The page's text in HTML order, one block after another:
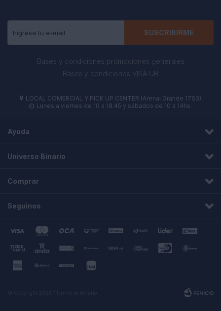
SUSCRIBIRME
Bases y condiciones promociones generales
Bases y condiciones VISA UB
 LOCAL COMERCIAL Y PICK UP CENTER (Arenal Grande 1763)
 Lunes a viernes de 10 a 18.45 y sábados de 10 a 14hs.
Ayuda
Universo Binario
Comprar
Seguinos